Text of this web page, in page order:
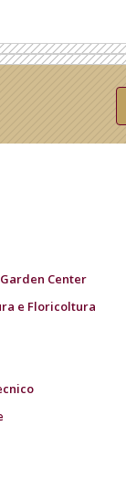
Center
e Floricoltura